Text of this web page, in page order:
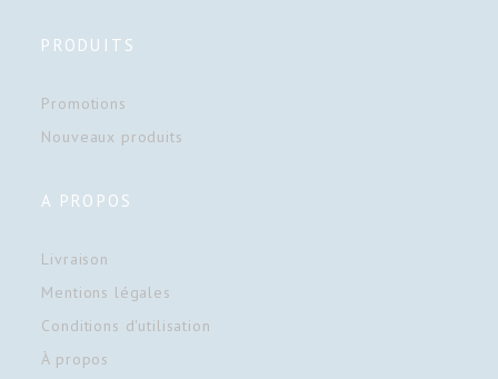
PRODUITS
Promotions
Nouveaux produits
A PROPOS
Livraison
Mentions légales
Conditions d'utilisation
À propos